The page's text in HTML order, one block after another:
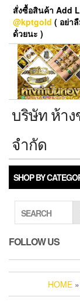
Skip
content
สั่งซื้อสินค้า Add
@kptgold ( อย่า
ด้่วยนะ )
บริษัท ห้าง
จำกัด
SHOP BY
SEARCH
FOLLOW US
HOME »